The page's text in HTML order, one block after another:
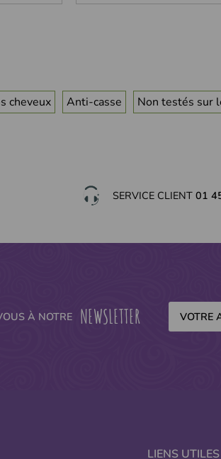
cheveux Anti-casse
Non testés sur
SERVICE CLIENT 01
À NOTRE NEWSLETTER
LIENS UTILES